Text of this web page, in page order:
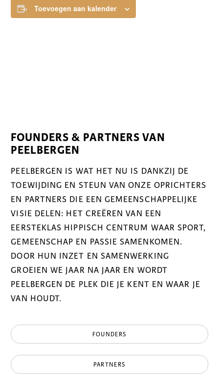
Toevoegen aan kalender
FOUNDERS & PARTNERS VAN
PEELBERGEN
PEELBERGEN IS WAT HET NU IS DANKZIJ DE
TOEWIJDING EN STEUN VAN ONZE OPRICHTERS
EN PARTNERS DIE EEN GEMEENSCHAPPELIJKE
VISIE DELEN: HET CREËREN VAN EEN
EERSTEKLAS HIPPISCH CENTRUM WAAR SPORT,
GEMEENSCHAP EN PASSIE SAMENKOMEN.
DOOR HUN INZET EN SAMENWERKING
GROEIEN WE JAAR NA JAAR EN WORDT
PEELBERGEN DE PLEK DIE JE KENT EN WAAR JE
VAN HOUDT.
FOUNDERS
PARTNERS